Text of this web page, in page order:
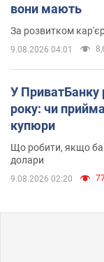
вони мають
За розвитком
9.08.2026 04:01
У ПриватБанку
року: чи
купюри
Що робити, якщо
долари
9.08.2026 02:20